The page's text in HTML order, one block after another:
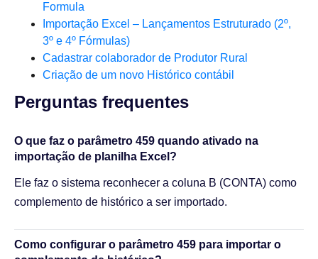
Formula
Importação Excel – Lançamentos Estruturado (2º,
3º e 4º Fórmulas)
Cadastrar colaborador de Produtor Rural
Criação de um novo Histórico contábil
Perguntas frequentes​
O que faz o parâmetro 459 quando ativado na
importação de planilha Excel?
Ele faz o sistema reconhecer a coluna B (CONTA) como
complemento de histórico a ser importado.
Como configurar o parâmetro 459 para importar o